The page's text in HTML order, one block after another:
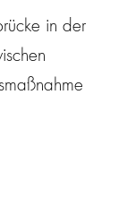
in der